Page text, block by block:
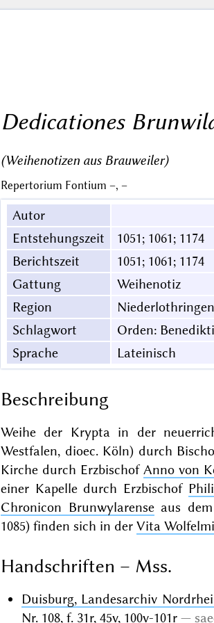
Dedicationes
(Weihenotizen aus Brauweiler)
Repertorium Fontium –, –
Autor
Entstehungszeit
1051; 1061; 1174
Berichtszeit
1051; 1061; 1174
Gattung
Weihenotiz
Region
Niederlothringen
Schlagwort
Orden:
Sprache
Lateinisch
Beschreibung
Weihe der Krypta in der
Westfalen, dioec. Köln) durch
Kirche durch ErzbischofAnno von
einer Kapelle durch Erzbischof
Chronicon Brunwylarenseaus dem
1085) finden sich in der Vita
Handschriften – Mss.
Duisburg, Landesarchiv
Nr. 108, f. 31r, 45v, 100v-101r